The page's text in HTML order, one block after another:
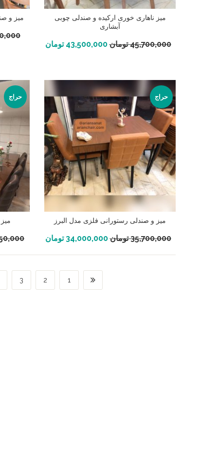
میز ناهاری خوری ارکیده و صندلی چوبی
آبشاری
45,700,000 تومان 43,500,000 تومان افزودن به سبد خرید
میز و
حراج
میز و صندلی رستورانی فلزی مدل البرز
35,700,000 تومان 34,000,000 تومان افزودن به سبد خرید
حراج
1
2
3